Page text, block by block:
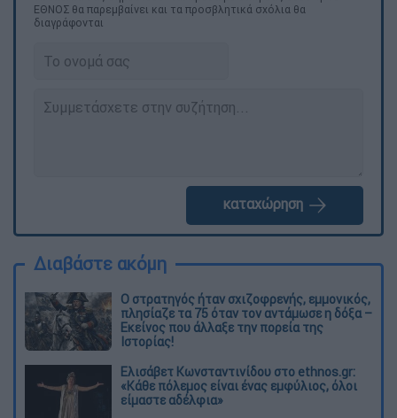
ΕΘΝΟΣ θα παρεμβαίνει και τα προσβλητικά σχόλια θα
διαγράφονται
καταχώρηση
Διαβάστε ακόμη
O στρατηγός ήταν σχιζοφρενής, εμμονικός,
πλησίαζε τα 75 όταν τον αντάμωσε η δόξα –
Εκείνος που άλλαξε την πορεία της
Ιστορίας!
Ελισάβετ Κωνσταντινίδου στο ethnos.gr:
«Κάθε πόλεμος είναι ένας εμφύλιος, όλοι
είμαστε αδέλφια»